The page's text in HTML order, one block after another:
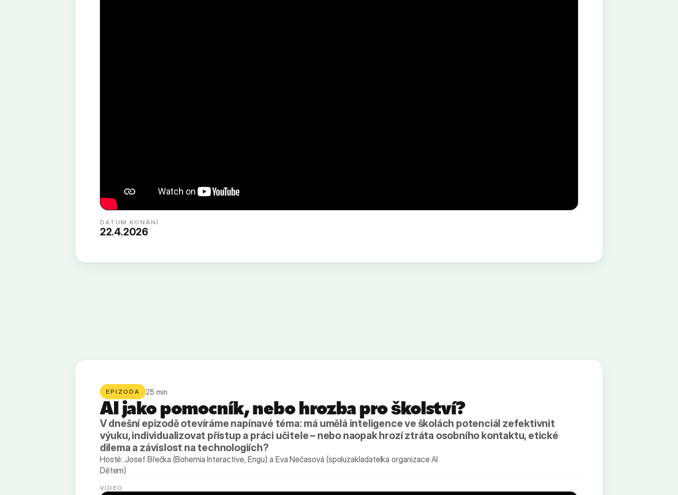
DATUM KONÁNÍ
22.4.2026
EPIZODA 25 min
AI jako pomocník, nebo hrozba pro školství?
V dnešní epizodě otevíráme napínavé téma: má umělá inteligence ve školách potenciál zefektivnit
výuku, individualizovat přístup a práci učitele – nebo naopak hrozí ztráta osobního kontaktu, etické
dilema a závislost na technologiích?
Hosté: Josef Břečka (Bohemia Interactive, Engu) a Eva Nečasová (spoluzakladatelka organizace AI
Dětem)
VIDEO